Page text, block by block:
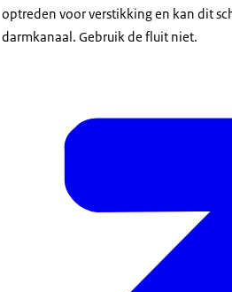
optreden voor verstikking en kan dit
darmkanaal. Gebruik de fluit niet.